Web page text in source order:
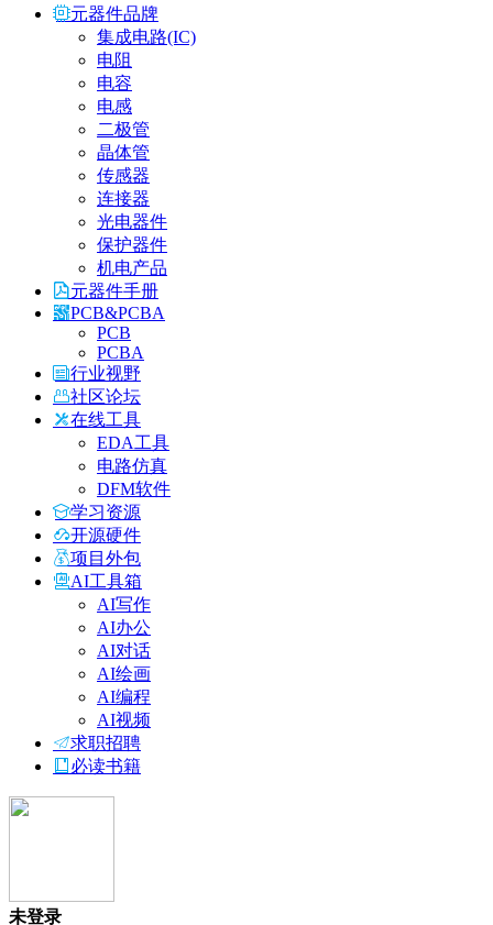
元器件品牌
集成电路(IC)
电阻
电容
电感
二极管
晶体管
传感器
连接器
光电器件
保护器件
机电产品
元器件手册
PCB&PCBA
PCB
PCBA
行业视野
社区论坛
在线工具
EDA工具
电路仿真
DFM软件
学习资源
开源硬件
项目外包
AI工具箱
AI写作
AI办公
AI对话
AI绘画
AI编程
AI视频
求职招聘
必读书籍
未登录